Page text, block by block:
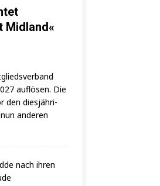
Midland«
auf­lö­sen. Die
den dies­jäh­ri­
ande­ren